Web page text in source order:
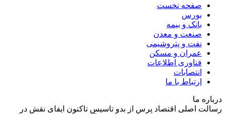
صفحه نخست
بورس
بانک و بیمه
صنعت و معدن
نفت و پتروشیمی
عمران و مسکن
فناوری اطلاعات
انتصابات
ارتباط با ما
درباره ما
رسالت اصلی اقتصاد پرس از بدو تاسیس تاکنون ایفای نقش در